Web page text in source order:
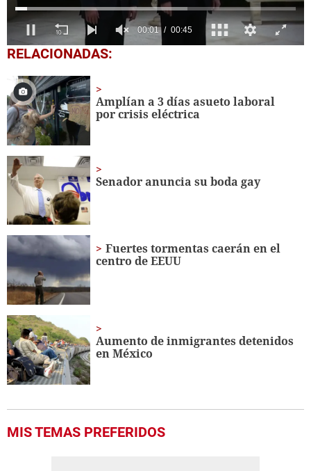
0
seconds
45
seconds
RELACIONADAS:
Amplían a 3 días asueto laboral
por crisis eléctrica
Senador anuncia su boda gay
Fuertes tormentas caerán en el
centro de EEUU
Aumento de inmigrantes detenidos
en México
MIS TEMAS PREFERIDOS